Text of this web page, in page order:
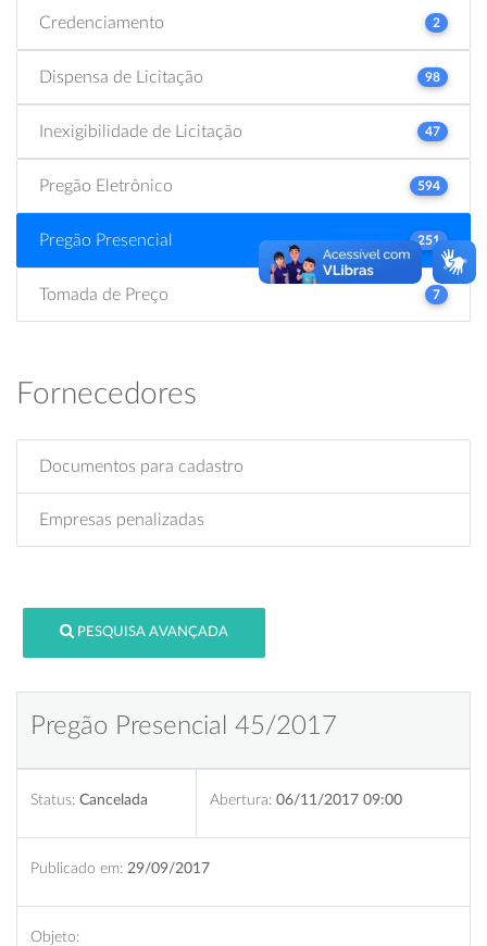
Credenciamento 2
Dispensa de Licitação 98
Inexigibilidade de Licitação 47
Pregão Eletrônico 594
Pregão Presencial 251
Tomada de Preço 7
Fornecedores
Documentos para cadastro
Empresas penalizadas
PESQUISA AVANÇADA
Pregão Presencial 45/2017
Status: Cancelada Abertura: 06/11/2017 09:00
Publicado em: 29/09/2017
Objeto: